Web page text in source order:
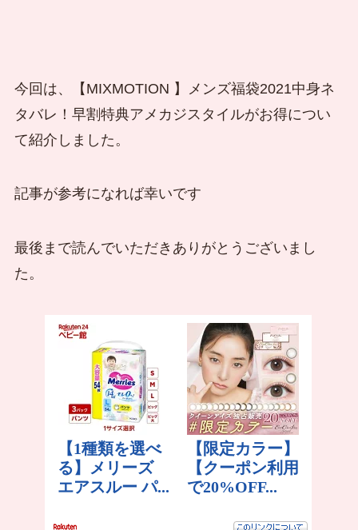
今回は、【MIXMOTION 】メンズ福袋2021中身ネ
タバレ！早割特典アメカジスタイルがお得につい
て紹介しました。
記事が参考になれば幸いです
最後まで読んでいただきありがとうございまし
た。